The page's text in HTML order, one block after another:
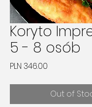
Koryto
5 - 8 osób
PLN 346.00
Out of